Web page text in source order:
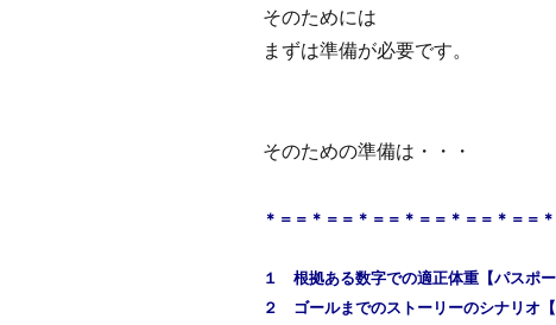
そのためには
まずは準備が必要です。
そのための準備は・・・
＊＝＝＊＝＝＊＝＝＊＝＝＊＝＝＊＝＝
１ 根拠ある数字での適正体重【パスポー
２ ゴールまでのストーリーのシナリオ【